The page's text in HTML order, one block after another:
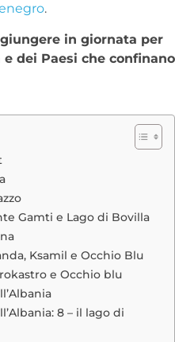
.
in giornata per
dei Paesi che confinano
Gamti e Lago di Bovilla
Ksamil e Occhio Blu
e Occhio blu
8 – il lago di